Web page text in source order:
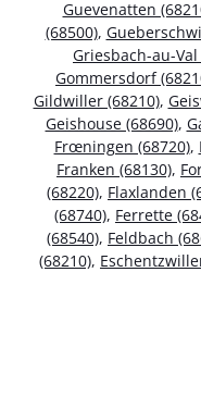
Guevenatten
(68500),
Griesbach-au-Val
Gommersdorf
Gildwiller (68210),
Geishouse (68690),
Frœningen (68720),
Franken (68130),
(68220), Flaxlanden
(68740), Ferrette
(68540), Feldbach
(68210),